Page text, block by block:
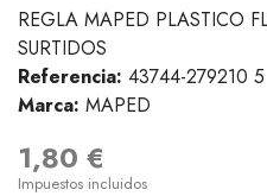
REGLA MAPED PLASTICO
SURTIDOS
Referencia: 43744-279210 5
Marca: MAPED
1,80 €
Impuestos incluidos